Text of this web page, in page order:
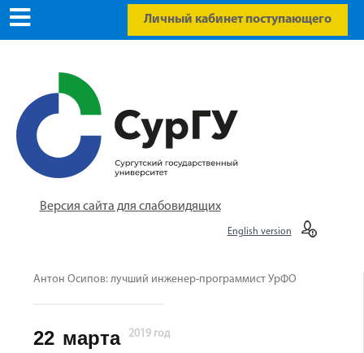
Личный кабинет поступающего
Версия сайта для слабовидящих
English version
Антон Осипов: лучший инженер-программист УрФО
22 марта 2019 год